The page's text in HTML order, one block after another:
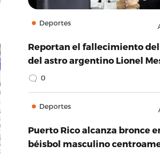
Deportes
Reportan el fallecimiento
del astro argentino Lionel
0
Deportes
Puerto Rico alcanza bronce
béisbol masculino